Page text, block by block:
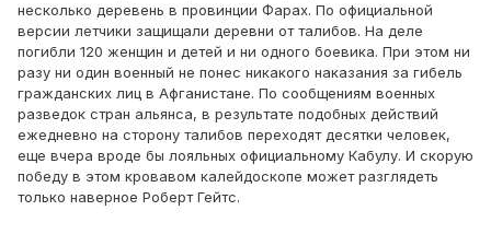
несколько деревень в провинции Фарах. По официальной
версии летчики защищали деревни от талибов. На деле
погибли 120 женщин и детей и ни одного боевика. При этом ни
разу ни один военный не понес никакого наказания за гибель
гражданских лиц в Афганистане. По сообщениям военных
разведок стран альянса, в результате подобных действий
ежедневно на сторону талибов переходят десятки человек,
еще вчера вроде бы лояльных официальному Кабулу. И скорую
победу в этом кровавом калейдоскопе может разглядеть
только наверное Роберт Гейтс.